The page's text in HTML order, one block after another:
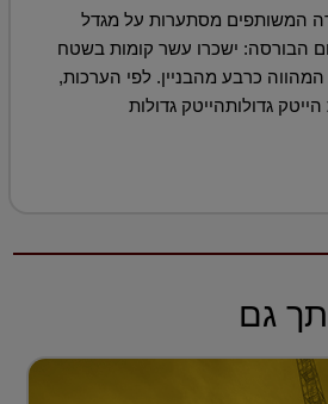
המשותפים מסתערות על מגדל
הבורסה: ישכרו עשר קומות בשטח
אלף מ"ר, המהווה כרבע מהבניין. לפי הערכות,
גדולותהייטק גדולות
גם